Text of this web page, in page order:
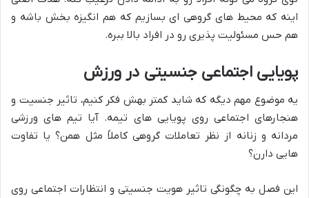
اینه که محیط های گروهی ای بسازیم که هم انگیزه بخش باشه و
هم حس مسئولیت پذیری رو در افراد بالا ببره.
پویایی اجتماعی جنسیتی در ورزش
یه موضوع مهم دیگه که شاید کمتر بهش فکر کنیم، تاثیر جنسیت و
هنجارهای اجتماعی روی پویایی های تیمه. آیا تیم های ورزشی
مردانه و زنانه از نظر تعاملات گروهی کاملاً مثل همن؟ یا تفاوت
هایی دارن؟
این فصل به چگونگی تاثیر هویت جنسیتی و انتظارات اجتماعی روی